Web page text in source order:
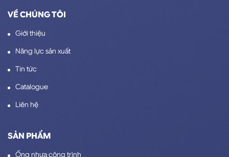
VỀ CHÚNG TÔI
Giới thiệu
Năng lực sản xuất
Tin tức
Catalogue
Liên hệ
SẢN PHẨM
Ống nhựa công trình